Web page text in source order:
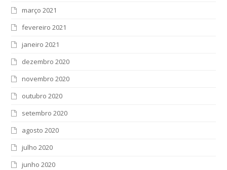
março 2021
fevereiro 2021
janeiro 2021
dezembro 2020
novembro 2020
outubro 2020
setembro 2020
agosto 2020
julho 2020
junho 2020